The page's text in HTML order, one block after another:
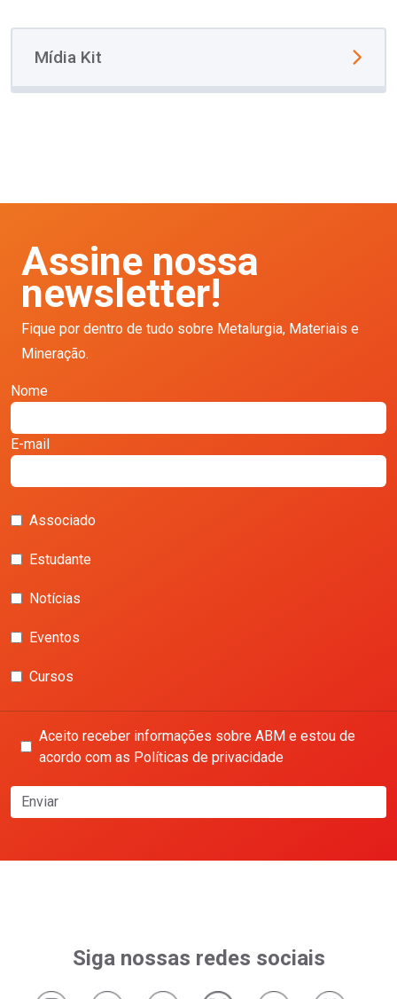
Mídia Kit
Assine nossa
newsletter!
Fique por dentro de tudo sobre Metalurgia, Materiais e
Mineração.
Nome
E-mail
Associado
Estudante
Notícias
Eventos
Cursos
Aceito receber informações sobre ABM e estou de
acordo com as Políticas de privacidade
Enviar
Siga nossas redes sociais